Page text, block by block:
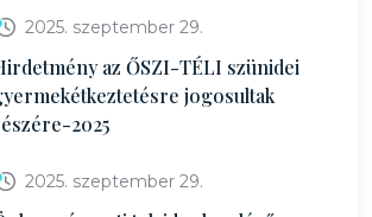
2025. szeptember 29.
az ŐSZI-TÉLI szünidei
jogosultak
2025
2025. szeptember 29.